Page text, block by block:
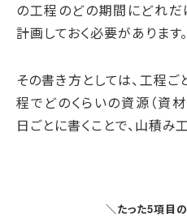
の工程のどの期間にどれ
計画しておく必要があります。
その書き方としては、工程
程でどのくらいの資源（資
日ごとに書くことで、山積み
＼たった5項目